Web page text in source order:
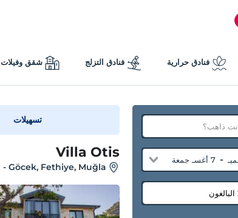
فنادق حرارية فنادق التزلج شقق وفيلات
- 7 أغسـ جمعة
تسهيلات
Villa Otis
Göcek, Fethiye, Muğla
-